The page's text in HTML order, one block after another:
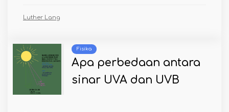
Luther Lang
Fisika
Apa perbedaan antara
sinar UVA dan UVB